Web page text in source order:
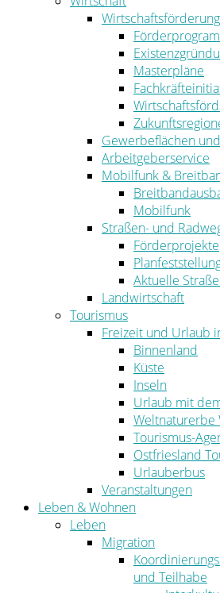
Wirtschaftsförderung
Masterpläne
Gewerbeflächen
Arbeitgeberservice
Mobilfunk &
Mobilfunk
Straßen- und
Förderprojekte
Aktuelle
Landwirtschaft
Tourismus
Freizeit und Urlaub
Binnenland
Küste
Inseln
Urlaub mit
Weltnaturerbe
Tourismus-
Ostfriesland
Urlauberbus
Veranstaltungen
Leben & Wohnen
Leben
Migration
und Teilhabe